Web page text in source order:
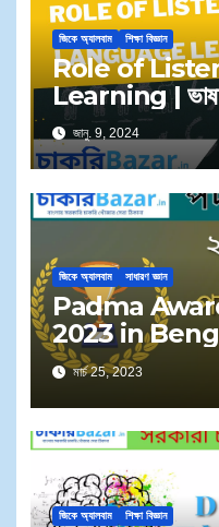
জিকে অ্যালবাম শিক্ষা বিজ্ঞান
Role of
Learning | ভাষা
জানু. 9, 2024
জিকে অ্যালবাম সাধারণ জ্ঞান
Padma
2023 in
পুরস্কার বিজয়ীদের
মার্চ 25, 2023
জিকে অ্যালবাম শিক্ষা বিজ্ঞান